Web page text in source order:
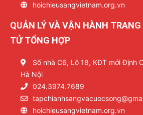
hoichieusangvietnam.org.vn
QUẢN LÝ VÀ VẬN HÀNH
TỬ TỔNG HỢP
Số nhà C6, Lô 18, KĐT mới Định
Hà Nội
024.3974.7689
hoichieusangvietnam.org.vn